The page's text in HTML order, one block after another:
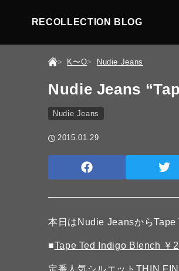
RECOLLECTION BLOG
K〜O Nudie Jeans
Nudie Jeans
Nudie Jeans
2015.01.29
本日はNudie JeansからTape
■Tape Ted Indigo Blench ￥
定番人気シルエットTHIN